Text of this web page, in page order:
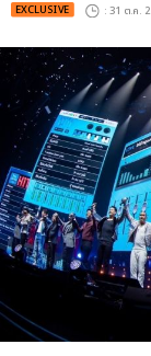
EXCLUSIVE : 31 ต.ค.